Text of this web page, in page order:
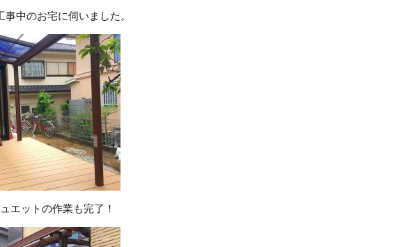
中のお宅に伺いました。
エットの作業も完了！